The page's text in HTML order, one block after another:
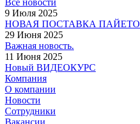
Все новости
9 Июля 2025
НОВАЯ ПОСТАВКА
29 Июня 2025
Важная новость.
11 Июня 2025
Новый ВИДЕОКУРС
Компания
О компании
Новости
Сотрудники